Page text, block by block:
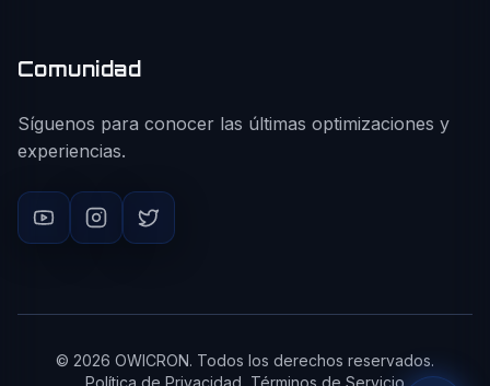
Comunidad
Síguenos para conocer las últimas optimizaciones y
experiencias.
© 2026 OWICRON. Todos los derechos reservados.
Política de Privacidad Términos de Servicio